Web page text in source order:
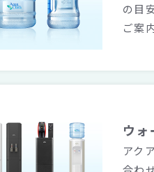
の目
ご案
ウォ
アク